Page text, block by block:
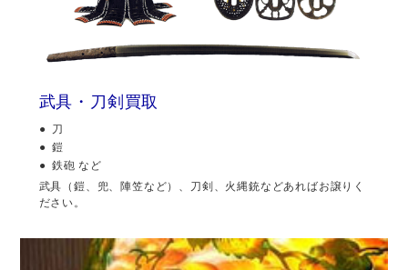
武具・刀剣買取
刀
鎧
鉄砲 など
武具（鎧、兜、陣笠など）、刀剣、火縄銃などあればお譲りく
ださい。